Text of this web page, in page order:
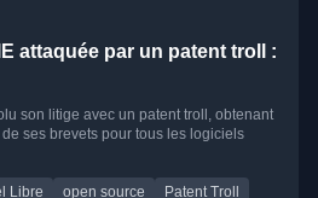
attaquée par un patent troll :
son litige avec un patent troll, obtenant
ses brevets pour tous les logiciels
Libre open source Patent Troll